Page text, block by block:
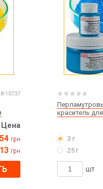
Тара для
Мыльная основа
Базовые масла
8 марта
Новый год
1 октября День
10737
Цена
54 грн
грн
краситель
3 г
25 г
шт